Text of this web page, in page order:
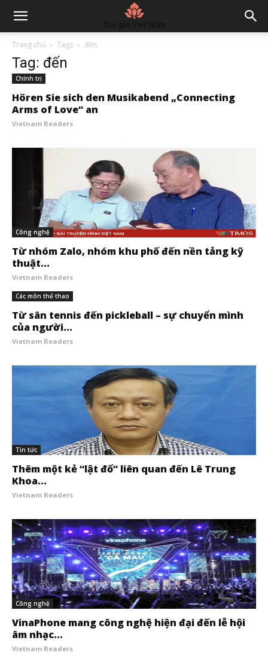
Trang chủ Tags đến
Tag: đến
Chính trị
Hören Sie sich den Musikabend „Connecting
Arms of Love“ an
Vietnam Readers
Công nghệ
Từ nhóm Zalo, nhóm khu phố đến nền tảng kỹ
thuật...
Vietnam Readers
Các môn thể thao
Từ sân tennis đến pickleball – sự chuyển mình
của người...
Vietnam Readers
Tin tức
Thêm một kẻ “lật đổ” liên quan đến Lê Trung
Khoa...
Vietnam Readers
Công nghệ
VinaPhone mang công nghệ hiện đại đến lễ hội
âm nhạc...
Vietnam Readers